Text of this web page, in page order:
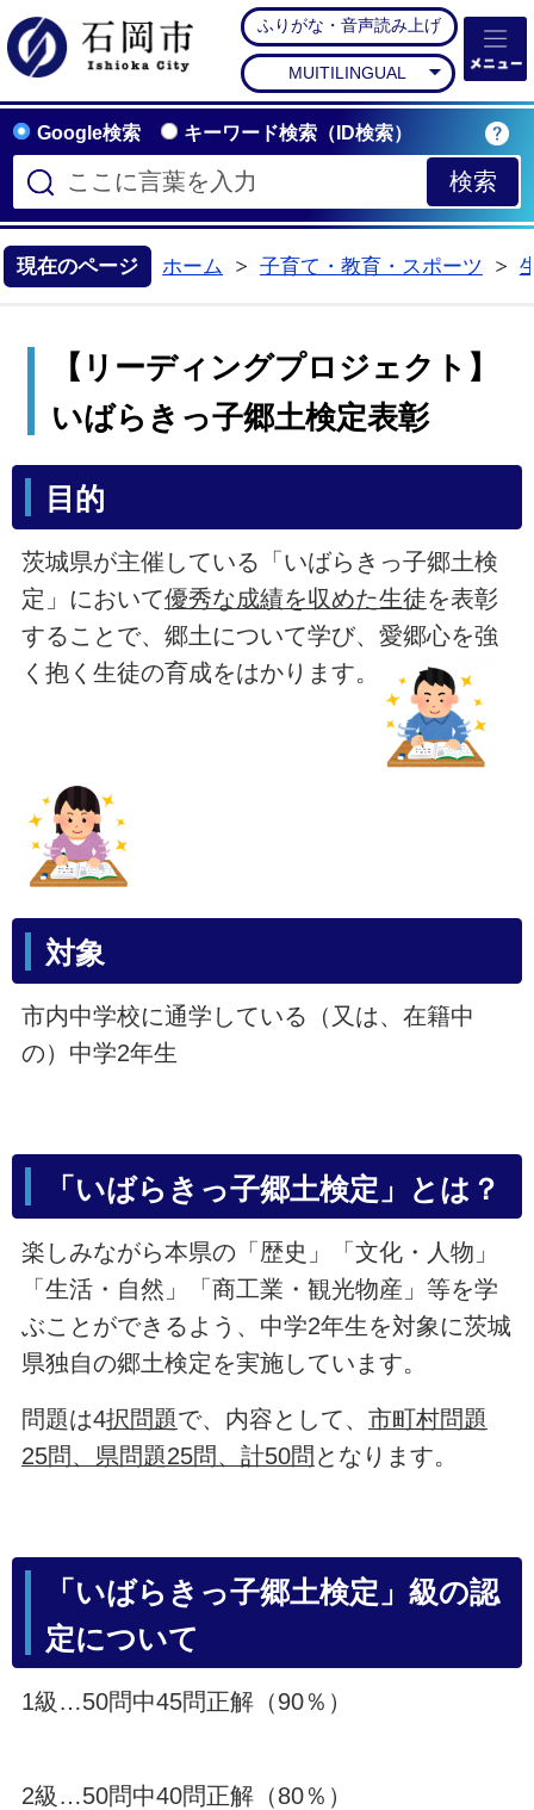
石岡市公式ホームペー
ふりがな・音声読み上げ
MUITILINGUAL
Google検索 キーワード検索（ID検索）
現在のページ ホーム
子育て・教育・スポーツ
【リーディングプロジェクト】
いばらきっ子郷土検定表彰
目的
茨城県が主催している「いばらきっ子郷土検
定」において優秀な成績を収めた生徒を表彰
することで、郷土について学び、愛郷心を強
く抱く生徒の育成をはかります。
対象
市内中学校に通学している（又は、在籍中
の）中学2年生
「いばらきっ子郷土検定」とは？
楽しみながら本県の「歴史」「文化・人物」
「生活・自然」「商工業・観光物産」等を学
ぶことができるよう、中学2年生を対象に茨城
県独自の郷土検定を実施しています。
問題は4択問題で、内容として、 市町村問題
25問、県問題25問、計50問 となります。
「いばらきっ子郷土検定」級の認
定について
1級…50問中45問正解（90％）
2級…50問中40問正解（80％）